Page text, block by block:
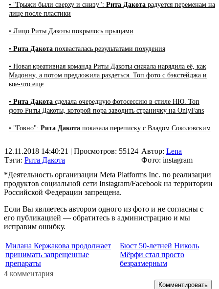
• "Грыжи были сверху и снизу": Рита Дакота радуется переменам на
лице после пластики
• Лицо Риты Дакоты покрылось прыщами
• Рита Дакота похвасталась результатами похудения
• Новая креативная команда Риты Дакоты сначала нарядила её, как
Мадонну, а потом предложила раздеться. Топ фото с бэкстейджа и
кое-что еще
• Рита Дакота сделала очередную фотосессию в стиле НЮ. Топ
фото Риты Дакоты, которой пора заводить страничку на OnlyFans
• "Говно": Рита Дакота показала переписку с Владом Соколовским
12.11.2018 14:40:21 | Просмотров: 55124
Тэги: Рита Дакота
Автор: Lena
Фото: instagram
*Деятельность организации Meta Platforms Inc. по реализации
продуктов социальной сети Instagram/Facebook на территории
Российской Федерации запрещена.
Если Вы являетесь автором одного из фото и не согласны с
его публикацией — обратитесь в администрацию и мы
исправим ошибку.
Милана Кержакова продолжает
принимать запрещенные
препараты
Бюст 50-летней Николь
Мёрфи стал просто
безразмерным
4 комментария
Комментировать